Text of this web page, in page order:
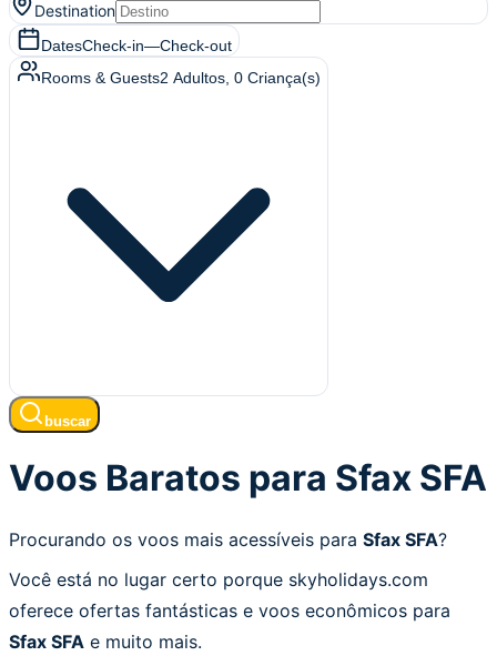
Destination
DatesCheck-in—Check-out
Rooms & Guests2 Adultos 0 Criança(s)
buscar
Voos Baratos para Sfax SFA
Procurando os voos mais acessíveis para Sfax SFA?
Você está no lugar certo porque skyholidays.com
oferece ofertas fantásticas e voos econômicos para
Sfax SFA e muito mais.